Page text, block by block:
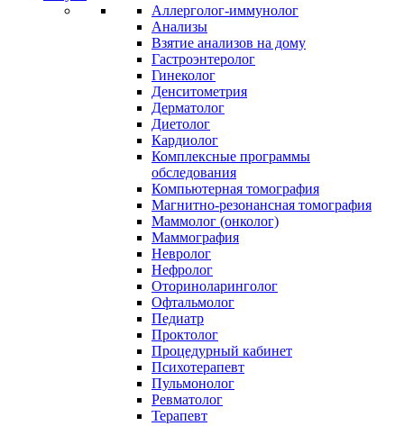
Аллерголог-иммунолог
Анализы
Взятие анализов на дому
Гастроэнтеролог
Гинеколог
Денситометрия
Дерматолог
Диетолог
Кардиолог
Комплексные программы
обследования
Компьютерная томография
Магнитно-резонансная томография
Маммолог (онколог)
Маммография
Невролог
Нефролог
Оториноларинголог
Офтальмолог
Педиатр
Проктолог
Процедурный кабинет
Психотерапевт
Пульмонолог
Ревматолог
Терапевт